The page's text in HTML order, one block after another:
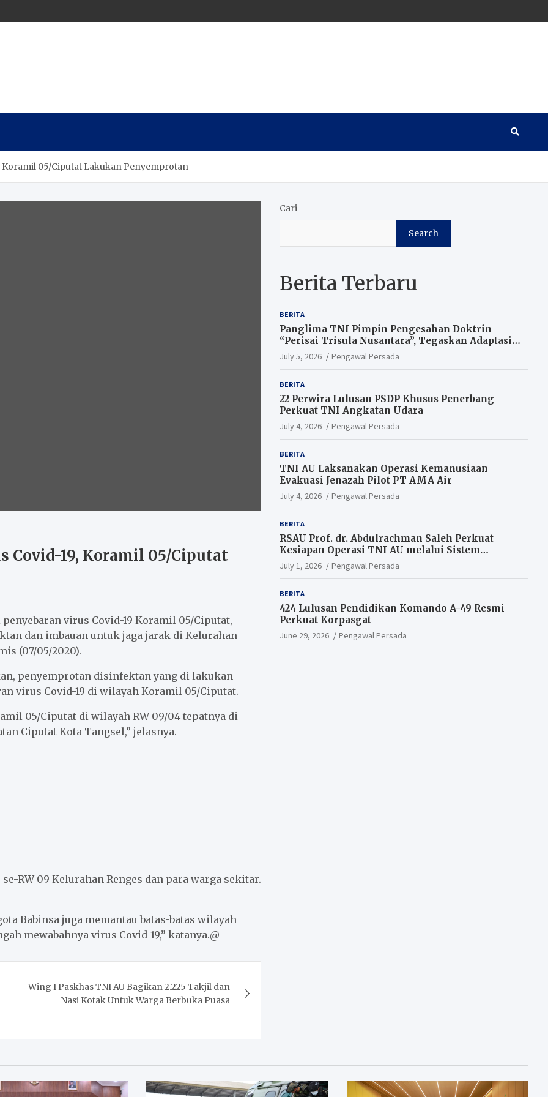
Koramil 05/Ciputat Lakukan Penyemprotan
Covid-19, Koramil 05/Ciputat
virus Covid-19 Koramil 05/Ciputat,
dan imbauan untuk jaga jarak di Kelurahan
(07/05/2020).
penyemprotan disinfektan yang di lakukan
virus Covid-19 di wilayah Koramil 05/Ciputat.
05/Ciputat di wilayah RW 09/04 tepatnya di
Ciputat Kota Tangsel,” jelasnya.
RW 09 Kelurahan Renges dan para warga sekitar.
Babinsa juga memantau batas-batas wilayah
mewabahnya virus Covid-19,” katanya.@
Wing I Paskhas TNI AU Bagikan 2.225 Takjil dan
Nasi Kotak Untuk Warga Berbuka Puasa
Cari
Search
Berita Terbaru
BERITA
Panglima TNI Pimpin Pengesahan Doktrin
“Perisai Trisula Nusantara”, Tegaskan Adaptasi
TNI Hadapi Perang Modern
July 5, 2026 Pengawal Persada
BERITA
22 Perwira Lulusan PSDP Khusus Penerbang
Perkuat TNI Angkatan Udara
July 4, 2026 Pengawal Persada
BERITA
TNI AU Laksanakan Operasi Kemanusiaan
Evakuasi Jenazah Pilot PT AMA Air
July 4, 2026 Pengawal Persada
BERITA
RSAU Prof. dr. Abdulrachman Saleh Perkuat
Kesiapan Operasi TNI AU melalui Sistem
Kesehatan Andal
July 1, 2026 Pengawal Persada
BERITA
424 Lulusan Pendidikan Komando A-49 Resmi
Perkuat Korpasgat
June 29, 2026 Pengawal Persada